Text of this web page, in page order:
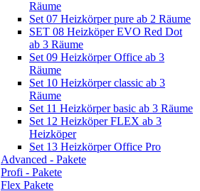
Räume
Set 07 Heizkörper pure ab 2 Räume
SET 08 Heizköper EVO Red Dot
ab 3 Räume
Set 09 Heizkörper Office ab 3
Räume
Set 10 Heizkörper classic ab 3
Räume
Set 11 Heizkörper basic ab 3 Räume
Set 12 Heizköper FLEX ab 3
Heizköper
Set 13 Heizkörper Office Pro
Advanced - Pakete
Profi - Pakete
Flex Pakete